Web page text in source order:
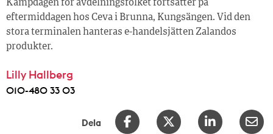
Kampdagen för avdelningsfolket fortsätter på
eftermiddagen hos Ceva i Brunna, Kungsängen. Vid den
stora terminalen hanteras e-handelsjätten Zalandos
produkter.
Lilly Hallberg
010-480 33 03
Dela